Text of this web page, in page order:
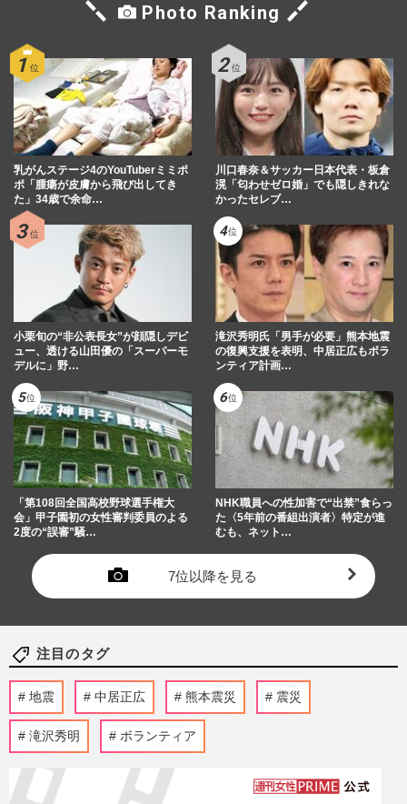
Photo Ranking
乳がんステージ4のYouTuberミミポ
ポ「腫瘍が皮膚から飛び出してき
た」34歳で余命…
川口春奈＆サッカー日本代表・板倉
滉「匂わせゼロ婚」でも隠しきれな
かったセレブ…
小栗旬の“非公表長女”が顔隠しデビ
ュー、透ける山田優の「スーパーモ
デルに」野…
滝沢秀明氏「男手が必要」熊本地震
の復興支援を表明、中居正広もボラ
ンティア計画…
「第108回全国高校野球選手権大
会」甲子園初の女性審判委員のよる
2度の“誤審”騒…
NHK職員への性加害で“出禁”食らっ
た〈5年前の番組出演者〉特定が進
むも、ネット…
7位以降を見る
注目のタグ
地震 中居正広 熊本震災 震災
滝沢秀明 ボランティア